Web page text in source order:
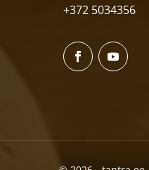
+372 5034356